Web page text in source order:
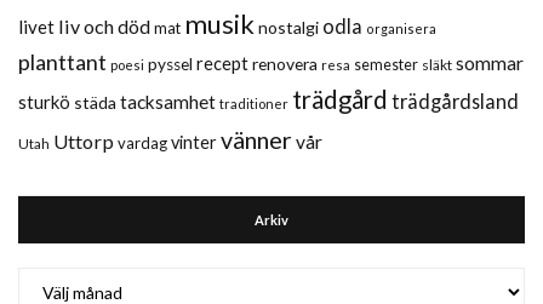
livet liv och dödmat musik nostalgi odla organisera
planttant poesi pyssel receptrenovera resa semester släkt sommar
sturkö städa tacksamhet traditioner trädgård trädgårdsland
Utah Uttorp vardagvintervänner vår
Arkiv